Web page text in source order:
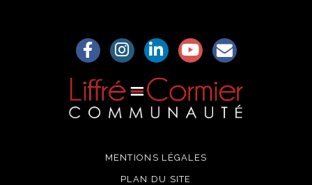
Lien vers le compte Facebook
Lien vers le compte Instagram
Lien vers le compte Linkedin
Lien vers la chaîne
S'aWonner à
MENTIONS LÉGALES
PLAN DU SITE